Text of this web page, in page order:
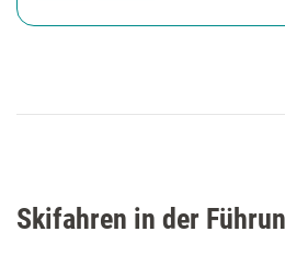
Skifahren in der